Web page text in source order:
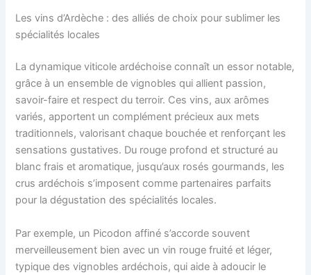
Les vins d’Ardèche : des alliés de choix pour sublimer les
spécialités locales
La dynamique viticole ardéchoise connaît un essor notable,
grâce à un ensemble de vignobles qui allient passion,
savoir-faire et respect du terroir. Ces vins, aux arômes
variés, apportent un complément précieux aux mets
traditionnels, valorisant chaque bouchée et renforçant les
sensations gustatives. Du rouge profond et structuré au
blanc frais et aromatique, jusqu’aux rosés gourmands, les
crus ardéchois s’imposent comme partenaires parfaits
pour la dégustation des spécialités locales.
Par exemple, un Picodon affiné s’accorde souvent
merveilleusement bien avec un vin rouge fruité et léger,
typique des vignobles ardéchois, qui aide à adoucir le